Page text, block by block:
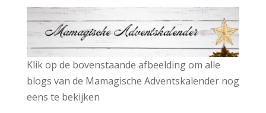
Klik op de bovenstaande afbeelding om alle
blogs van de Mamagische Adventskalender nog
eens te bekijken